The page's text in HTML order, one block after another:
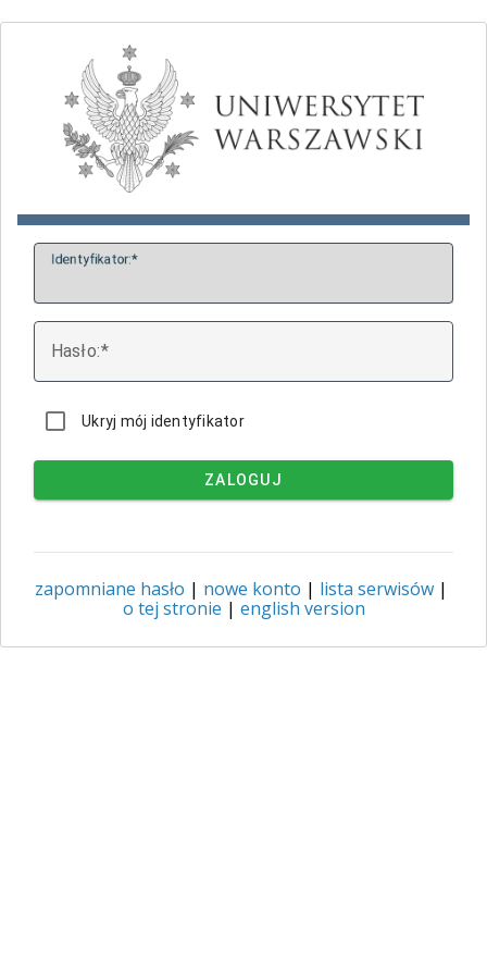
Identyfikator:
Hasło:
Ukryj mój identyfikator
ZALOGUJ
zapomniane hasło | nowe konto | lista serwisów |
o tej stronie | english version